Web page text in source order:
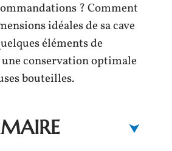
? Comment
idéales de sa cave
éléments de
conservation optimale
bouteilles.